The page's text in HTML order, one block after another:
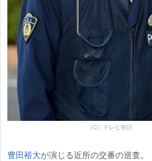
（C）テレビ朝日
豊田裕大が演じる近所の交番の巡査。